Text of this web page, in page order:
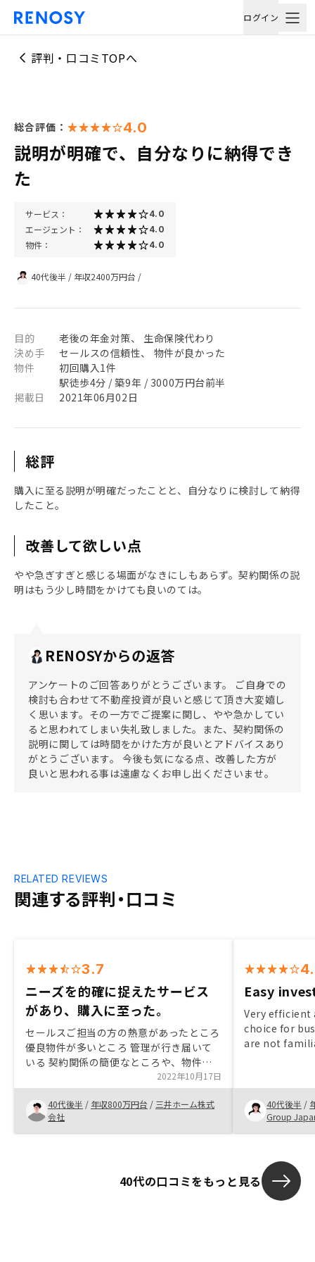
ログイン
評判・口コミTOPへ
総合評価： 4.0
説明が明確で、自分なりに納得でき
た
サービス： 4.0
エージェント： 4.0
物件： 4.0
40代後半 / 年収2400万円台 /
目的
老後の年金対策、 生命保険代わり
決め手
セールスの信頼性、 物件が良かった
物件
初回購入1件
駅徒歩4分 / 築9年 / 3000万円台前半
掲載日
2021年06月02日
総評
購入に至る説明が明確だったことと、自分なりに検討して納得
したこと。
改善して欲しい点
やや急ぎすぎと感じる場面がなきにしもあらず。契約関係の説
明はもう少し時間をかけても良いのては。
RENOSYからの返答
アンケートのご回答ありがとうございます。 ご自身での
検討も合わせて不動産投資が良いと感じて頂き大変嬉し
く思います。その一方でご提案に関し、やや急かしてい
ると思われてしまい失礼致しました。また、契約関係の
説明に関しては時間をかけた方が良いとアドバイスあり
がとうございます。 今後も気になる点、改善した方が
良いと思われる事は遠慮なくお申し出くださいませ。
関連する評判・口コミ
RELATED REVIEWS
3.7
ニーズを的確に捉えたサービス
があり、購入に至った。
セールスご担当の方の熱意があったところ
優良物件が多いところ 管理が行き届いて
いる 契約関係の簡便なところや、物件管
理がアプリでできる点 不動産投資の安定
感があるところ 他の顧客が安心して購入
しているところ セールスの方が口先だけ
でなく、もう少し正直丁寧に話してくれれ
ば良いと思いました。（私自身営業経験あ
読み取れているので、なおさらそう感じま
2022年10月17日
40代後半 / 年収800万円台 / 三井ホーム株式
会社
Easy
Very efficient
choice for
are not
40代後半 /
Group
40代の口コミをもっと見る